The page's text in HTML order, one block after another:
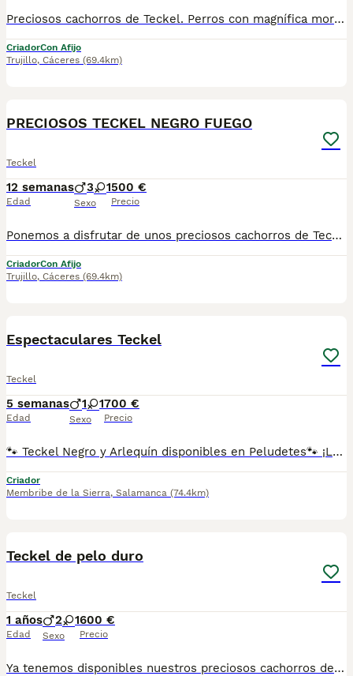
Preciosos cachorros de Teckel. Perros con magnífica morfología temperamento equilibrados y buen carácter. Ideales para un miembro mas de la familia. Los perros son criados en ambientes familiar. Somos criadores responsables con muchos años de experiencia ofreciendo garantía y seriedad en nuestros perros. Los perros se entregan con pauta de vacunación desparasitados tatuados y contrato de garantía. Toda información sin compromiso en el tlf 678729387. Encantados atenderemos.
CriadorCon Afijo
Trujillo, Cáceres (69.4km)
PRECIOSOS TECKEL NEGRO FUEGO
Teckel
12 semanas
Edad
3 1
Sexo
500 €
Precio
Ponemos a disfrutar de unos preciosos cachorros de Teckel negro fuego. Cachorros con magnífica morfología temperamento equilibrados y buen carácter, ideales para hacer el disfrute de sus nuevas familias. Los cachorros se entregan con pauta de vacunación desparasitados tatuados y contrato de garantía. Se puede enviar por trasportes de mascotas especiales a toda la península. Nos encontramos en Trujillo Cáceres y para cualquier información sin compromiso en el tlf 686518085 encantados atenderemos. Garantía y seriedad.
CriadorCon Afijo
Trujillo, Cáceres (69.4km)
Espectaculares Teckel
Teckel
5 semanas
Edad
1 1
Sexo
700 €
Precio
🐾 Teckel Negro y Arlequín disponibles en Peludetes🐾 ¡Los pequeños más simpáticos ya te están esperando! ❤️ ✔️ Criados con mucho cariño y socializados desde pequeños. ✔️ Se entregan vacunados, desparasitados, con microchip y cartilla veterinaria. ✔️ Garantía sanitaria y asesoramiento antes y después de la entrega. El Teckel es un compañero alegre, inteligente y muy cariñoso, ideal para familias y para quienes buscan un perro fiel y divertido. 📍 Peludetes Salamanca 📲 Escríbenos por WhatsApp para más información, fotos, vídeos y disponibilidad.
Criador
Membribe de la Sierra, Salamanca (74.4km)
Teckel de pelo duro
Teckel
1 años
Edad
2 1
Sexo
600 €
Precio
Ya tenemos disponibles nuestros preciosos cachorros de Teckel de pelo duro , criados en un entorno familiar y con todas las atenciones necesarias para garantizar su salud y bienestar. ✨ Características: • Padres seleccionados por su carácter equilibrado y excelente morfología. • Cachorros criados en casa, socializados desde pequeños con personas y otros animales. • Entrega a partir de [X semanas] con: ✅ pasaporte al día ✅ Desparasitados y con las primeras vacunas ✅ Microchip ✅ Contrato de compraventa y asesoramiento de por vida 🐶 El Teckel es un compañero ideal: inteligente, valiente, cariñoso y perfecto tanto para familias como para personas activas que buscan un perro fiel y divertido. 📍 Se pueden entregar en cualquier parte de España 📞 Más información y reservas por privado.